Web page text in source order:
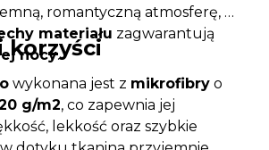
romantyczną atmosferę, a
materiału zagwarantują
nocy.
korzyści
wykonana jest z mikrofibry o
g/m2, co zapewnia jej
lekkość oraz szybkie